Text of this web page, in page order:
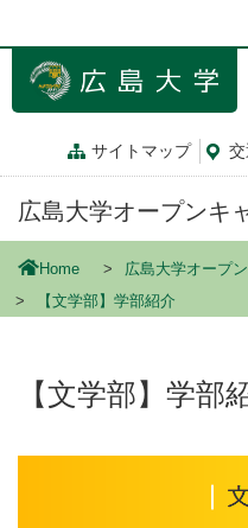
ン
サイトマップ 交
広島大学オープンキ
Home
広島大学オープ
【文学部】学部紹介
【文学部】学部